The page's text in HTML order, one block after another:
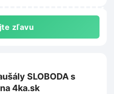
zľavu
SLOBODA s
4ka.sk